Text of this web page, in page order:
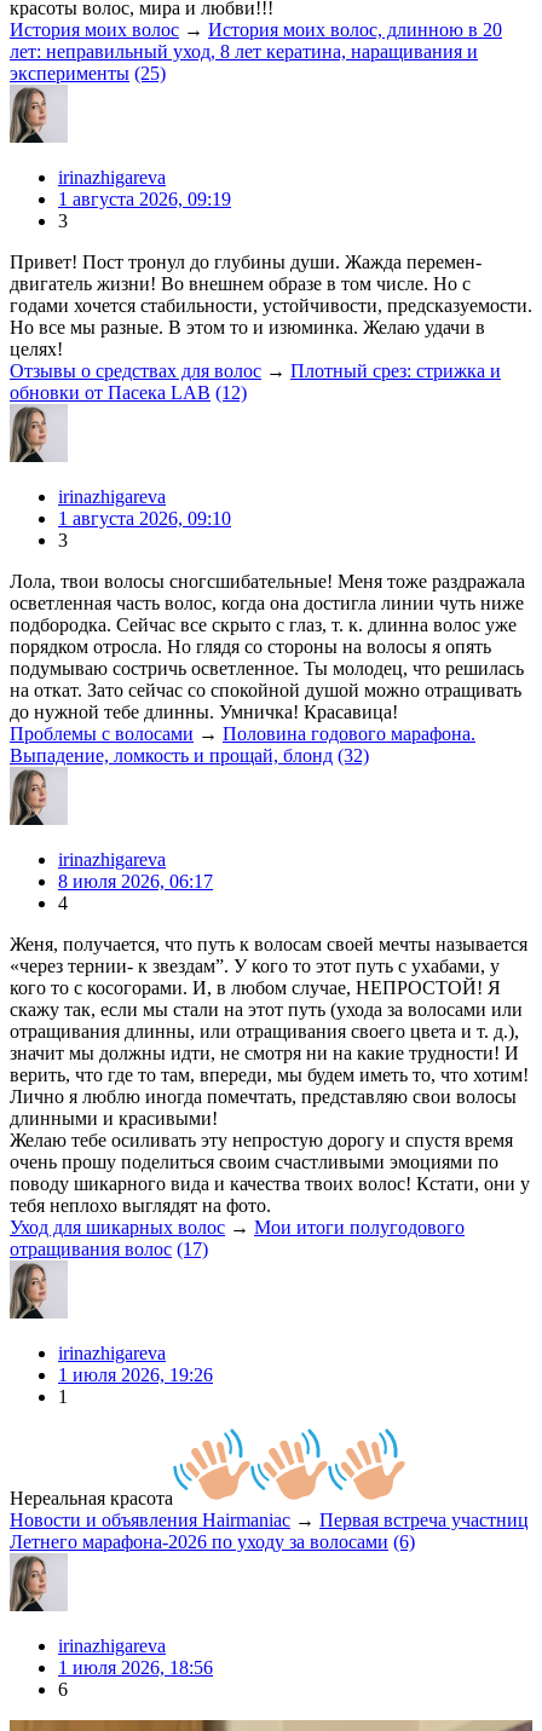
красоты волос, мира и любви!!!
История моих волос → История моих волос, длинною в 20
лет: неправильный уход, 8 лет кератина, наращивания и
эксперименты (25)
irinazhigareva
1 августа 2026, 09:19
3
Привет! Пост тронул до глубины души. Жажда перемен-
двигатель жизни! Во внешнем образе в том числе. Но с
годами хочется стабильности, устойчивости, предсказуемости.
Но все мы разные. В этом то и изюминка. Желаю удачи в
целях!
Отзывы о средствах для волос → Плотный срез: стрижка и
обновки от Пасека LAB (12)
irinazhigareva
1 августа 2026, 09:10
3
Лола, твои волосы сногсшибательные! Меня тоже раздражала
осветленная часть волос, когда она достигла линии чуть ниже
подбородка. Сейчас все скрыто с глаз, т. к. длинна волос уже
порядком отросла. Но глядя со стороны на волосы я опять
подумываю состричь осветленное. Ты молодец, что решилась
на откат. Зато сейчас со спокойной душой можно отращивать
до нужной тебе длинны. Умничка! Красавица!
Проблемы с волосами → Половина годового марафона.
Выпадение, ломкость и прощай, блонд (32)
irinazhigareva
8 июля 2026, 06:17
4
Женя, получается, что путь к волосам своей мечты называется
«через тернии- к звездам”. У кого то этот путь с ухабами, у
кого то с косогорами. И, в любом случае, НЕПРОСТОЙ! Я
скажу так, если мы стали на этот путь (ухода за волосами или
отращивания длинны, или отращивания своего цвета и т. д.),
значит мы должны идти, не смотря ни на какие трудности! И
верить, что где то там, впереди, мы будем иметь то, что хотим!
Лично я люблю иногда помечтать, представляю свои волосы
длинными и красивыми!
Желаю тебе осиливать эту непростую дорогу и спустя время
очень прошу поделиться своим счастливыми эмоциями по
поводу шикарного вида и качества твоих волос! Кстати, они у
тебя неплохо выглядят на фото.
Уход для шикарных волос → Мои итоги полугодового
отращивания волос (17)
irinazhigareva
1 июля 2026, 19:26
1
Нереальная красота
Новости и объявления Hairmaniac → Первая встреча участниц
Летнего марафона-2026 по уходу за волосами (6)
irinazhigareva
1 июля 2026, 18:56
6